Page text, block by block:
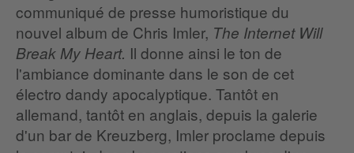
communiqué de presse humoristique du
nouvel album de Chris Imler, The Internet Will
Break My Heart. Il donne ainsi le ton de
l'ambiance dominante dans le son de cet
électro dandy apocalyptique. Tantôt en
allemand, tantôt en anglais, depuis la galerie
d'un bar de Kreuzberg, Imler proclame depuis